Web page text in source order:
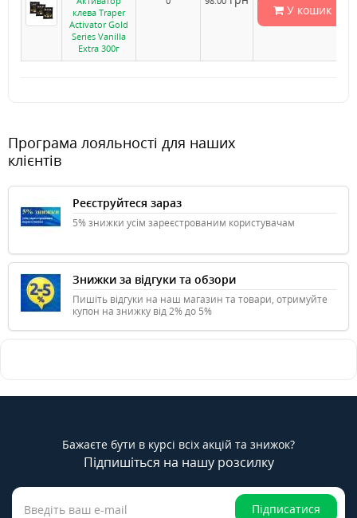
клева Traper
Activator Gold
Series Vanilla
Extra 300г
У кошик
Програма лояльності для наших
клієнтів
Реєструйтеся зараз
5% знижки усім зареєстрованим користувачам
Знижки за відгуки та обзори
Пишіть відгуки на наш магазин та товари, отримуйте
купон на знижку від 2% до 5%
Бажаєте бути в курсі всіх акцій та знижок?
Підпишіться на нашу розсилку
Підписатися